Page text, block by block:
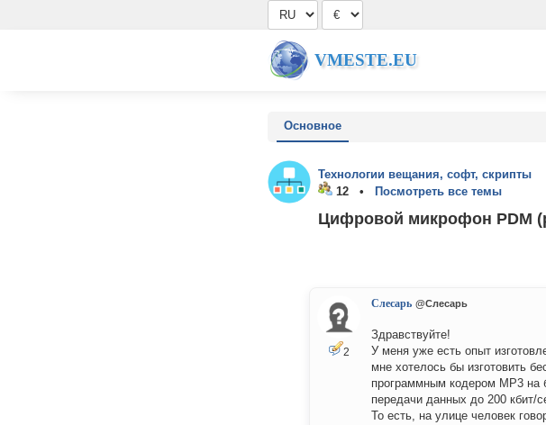
VMESTE.EU
Основное
Технологии вещания, софт, скрипты
12 •
Посмотреть все темы
Цифровой микрофон PDM
2
Слесарь @Слесарь
Здравствуйте!
У меня уже есть опыт
мне хотелось бы изготовить
программным кодером MP3 на
передачи данных до 200 кбит/
То есть, на улице человек